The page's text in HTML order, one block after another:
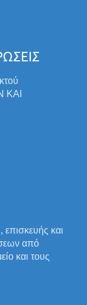
ΚΑΙ
επισκευής και
από
και τους